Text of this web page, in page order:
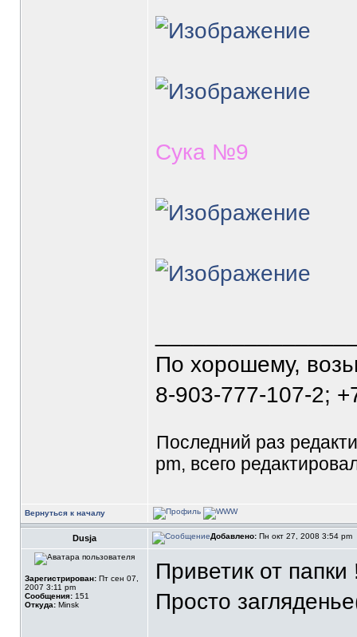
Сука №9
По хорошему,
8-903-777-107-2;
Последний раз
pm, всего
Вернуться к началу
Dusja Добавлено: Пн окт 27, 2008 3:54 pm
Зарегистрирован: Пт сен 07,
2007 3:11 pm
Сообщения: 151
Откуда: Minsk
Приветик от
Просто